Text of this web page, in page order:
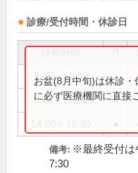
診療/受付時間・休診日
8:45～13:30
9:00～12:30 ●
お盆(8月中旬)は休診
に必ず医療機関に直接
備考: ※最終受付は
7:30